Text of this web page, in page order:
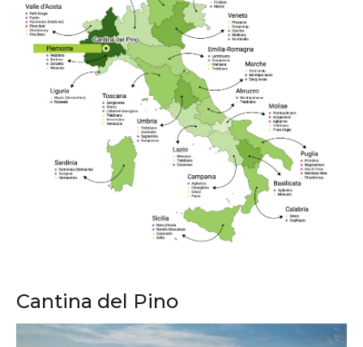
Cantina del Pino